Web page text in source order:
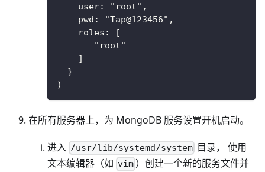
    user: "root",
    pwd: "Tap@123456",
    roles: [
       "root"
    ]
  }
)
在所有服务器上，为 MongoDB 服务设置开机启动。
进入 /usr/lib/systemd/system 目录， 使用
文本编辑器（如 vim ）创建一个新的服务文件并